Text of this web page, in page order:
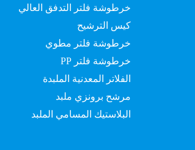
خرطوشة فلتر التدفق العالي
كيس الترشيح
خرطوشة فلتر مطوي
خرطوشة فلتر PP
الفلاتر المعدنية الملبدة
مرشح برونزي ملبد
البلاستيك المسامي الملبد